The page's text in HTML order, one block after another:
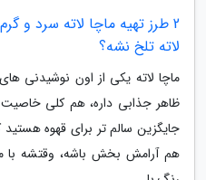
لاته تلخ نشه؟
ماچا لاته یکی از اون
ظاهر جذابی داره، هم کلی خاصیت
جایگزین سالم تر برای قهوه هستید
هم آرامش بخش باشه، وقتشه با